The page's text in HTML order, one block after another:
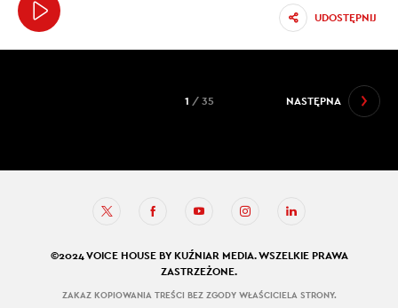
UDOSTĘPNIJ
NASTĘPNA
1 / 35
©2024 VOICE HOUSE BY KUŹNIAR MEDIA. WSZELKIE PRAWA
ZASTRZEŻONE.
ZAKAZ KOPIOWANIA TREŚCI BEZ ZGODY WŁAŚCICIELA STRONY.